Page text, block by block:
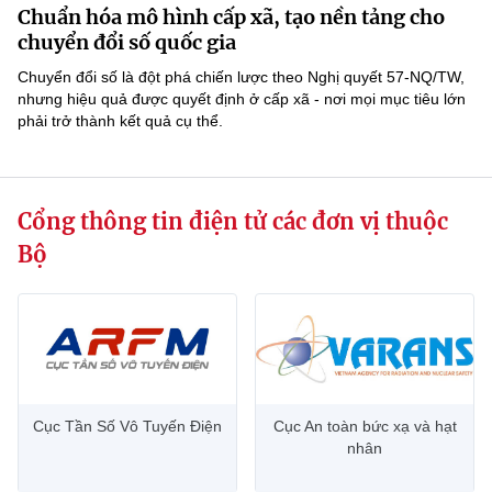
Sở Khoa học và Công nghệ
Chuyển đổi số
Bưu chính, Viễn thông
Năng lượng nguyên tử
Tin địa phương
Văn bản QPPL
Văn bản chỉ đạo điều hành
Lấy ý kiến người dân về dự thảo VBQPPL
MST IOFFICE
THỐNG KÊ
Khoa học và Công nghệ
Đổi mới sáng tạo
Chuyển đổi số
Sở hữu trí tuệ
Multimedia
Khác
Videos
Ảnh
Chuẩn hóa mô hình cấp xã, tạo nền tảng cho
chuyển đổi số quốc gia
Chuyển đổi số là đột phá chiến lược theo Nghị quyết 57-NQ/TW,
nhưng hiệu quả được quyết định ở cấp xã - nơi mọi mục tiêu lớn
phải trở thành kết quả cụ thể.
Cổng thông tin điện tử các đơn vị thuộc
Bộ
Cục Tần Số Vô Tuyến Điện
Cục An toàn bức xạ và hạt
nhân